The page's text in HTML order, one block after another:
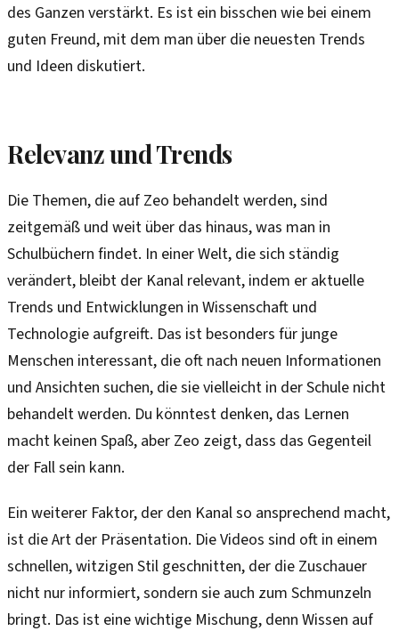
des Ganzen verstärkt. Es ist ein bisschen wie bei einem
guten Freund, mit dem man über die neuesten Trends
und Ideen diskutiert.
Relevanz und Trends
Die Themen, die auf Zeo behandelt werden, sind
zeitgemäß und weit über das hinaus, was man in
Schulbüchern findet. In einer Welt, die sich ständig
verändert, bleibt der Kanal relevant, indem er aktuelle
Trends und Entwicklungen in Wissenschaft und
Technologie aufgreift. Das ist besonders für junge
Menschen interessant, die oft nach neuen Informationen
und Ansichten suchen, die sie vielleicht in der Schule nicht
behandelt werden. Du könntest denken, das Lernen
macht keinen Spaß, aber Zeo zeigt, dass das Gegenteil
der Fall sein kann.
Ein weiterer Faktor, der den Kanal so ansprechend macht,
ist die Art der Präsentation. Die Videos sind oft in einem
schnellen, witzigen Stil geschnitten, der die Zuschauer
nicht nur informiert, sondern sie auch zum Schmunzeln
bringt. Das ist eine wichtige Mischung, denn Wissen auf